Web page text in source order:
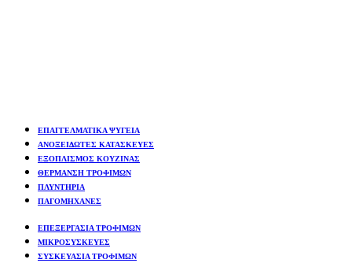
ΕΠΑΓΓΕΛΜΑΤΙΚΑ ΨΥΓΕΙΑ
ΑΝΟΞΕΙΔΩΤΕΣ ΚΑΤΑΣΚΕΥΕΣ
ΕΞΟΠΛΙΣΜΟΣ ΚΟΥΖΙΝΑΣ
ΘΕΡΜΑΝΣΗ ΤΡΟΦΙΜΩΝ
ΠΛΥΝΤΗΡΙΑ
ΠΑΓΟΜΗΧΑΝΕΣ
ΕΠΕΞΕΡΓΑΣΙΑ ΤΡΟΦΙΜΩΝ
ΜΙΚΡΟΣΥΣΚΕΥΕΣ
ΣΥΣΚΕΥΑΣΙΑ ΤΡΟΦΙΜΩΝ